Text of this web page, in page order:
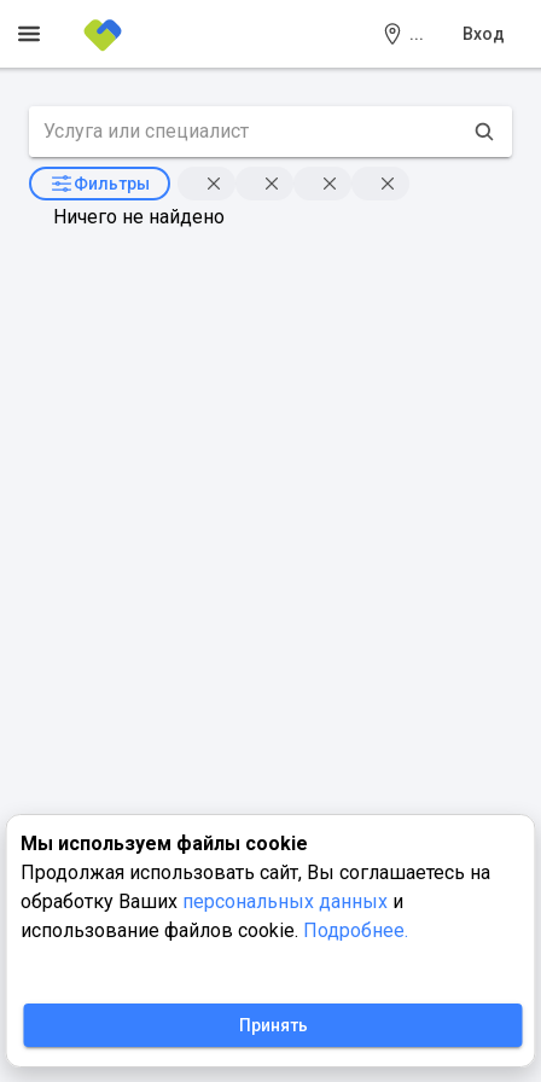
... Вход
Фильтры
Ничего не найдено
Мы используем файлы cookie
Продолжая использовать сайт, Вы соглашаетесь на
обработку Ваших персональных данных и
использование файлов cookie. Подробнее.
Принять